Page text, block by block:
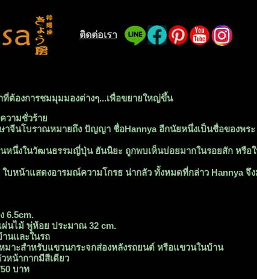
ติดต่อเรา
ต้องการชมมุมมองต่างๆ...เพื่อขยายใหญ่ขึ้น
วามชั่วร้าย
าจีนโบราณหมายถึง ปัญญา ชื่อHannya อีกนัยหนึ่งเป็นชื่อของพ
หนึ่งในวัฒนธรรมญี่ปุ่น ฮันนิยะ ถูกพบเห็นบ่อยมากในรอยสัก หรื
บหน้าแสดงอารมณ์ความโกรธ น่ากลัว ทั้งหมดที่กล่าว Hannya
6.5cm.
นไม้ พู่ห้อย ประมาณ 32 cm.
นและในรถ
มาะสำหรับแขวนกระจกส่องหลังรถยนต์ หรือแขวนในบ้าน
หน้ากากมีสีเดียว
บาท